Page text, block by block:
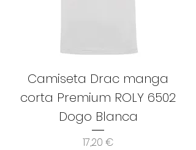
Camiseta Drac manga
corta Premium ROLY 6502
Dogo Blanca
Precio
17,20 €